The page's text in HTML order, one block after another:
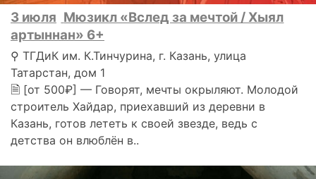
3 июля Мюзикл «Вслед за мечтой / Хыял
артыннан» 6+
⚲ ТГДиК им. К.Тинчурина, г. Казань, улица
Татарстан, дом 1
🗎 [от 500₽] — Говорят, мечты окрыляют. Молодой
строитель Хайдар, приехавший из деревни в
Казань, готов лететь к своей звезде, ведь с
детства он влюблён в..